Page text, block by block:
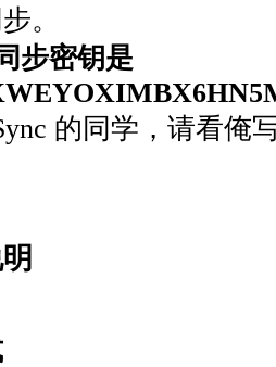
。
步密钥是
的同学，请看俺